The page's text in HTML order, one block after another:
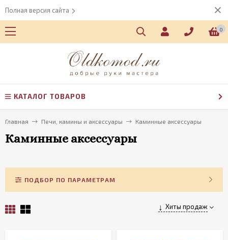
Полная версия сайта
0
КАТАЛОГ ТОВАРОВ
Главная Печи, камины и аксессуары Каминные аксессуары
Каминные аксессуары
ПОДБОР ПО ПАРАМЕТРАМ
Хиты продаж